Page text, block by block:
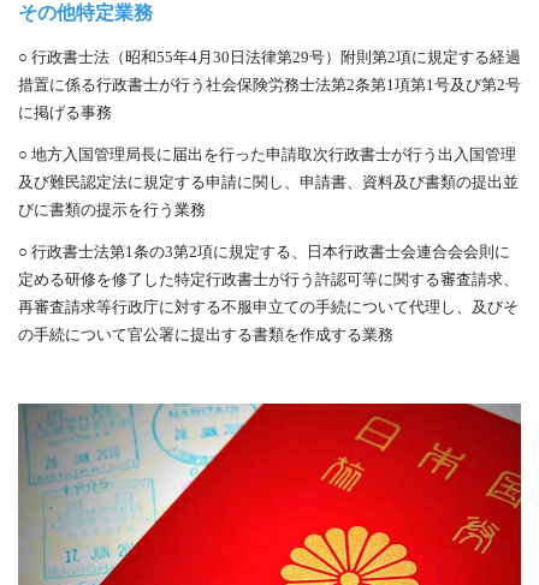
その他特定業務
○ 行政書士法（昭和55年4月30日法律第29号）附則第2項に規定する経過
措置に係る行政書士が行う社会保険労務士法第2条第1項第1号及び第2号
に掲げる事務
○ 地方入国管理局長に届出を行った申請取次行政書士が行う出入国管理
及び難民認定法に規定する申請に関し、申請書、資料及び書類の提出並
びに書類の提示を行う業務
○ 行政書士法第1条の3第2項に規定する、日本行政書士会連合会会則に
定める研修を修了した特定行政書士が行う許認可等に関する審査請求、
再審査請求等行政庁に対する不服申立ての手続について代理し、及びそ
の手続について官公署に提出する書類を作成する業務